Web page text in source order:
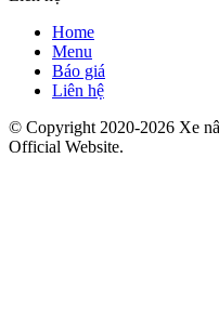
Home
Menu
Báo giá
Liên hệ
© Copyright 2020-2026 Xe
Official Website.